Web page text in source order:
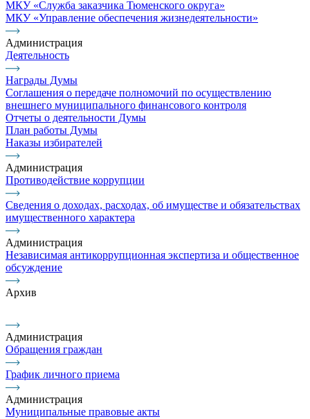
МКУ «Служба заказчика Тюменского округа»
МКУ «Управление обеспечения жизнедеятельности»
Администрация
Деятельность
Награды Думы
Соглашения о передаче полномочий по осуществлению
внешнего муниципального финансового контроля
Отчеты о деятельности Думы
План работы Думы
Наказы избирателей
Администрация
Противодействие коррупции
Сведения о доходах, расходах, об имуществе и обязательствах
имущественного характера
Администрация
Независимая антикоррупционная экспертиза и общественное
обсуждение
Архив
Администрация
Обращения граждан
График личного приема
Администрация
Муниципальные правовые акты